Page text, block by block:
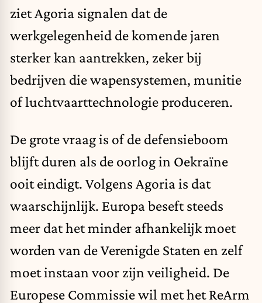
ziet Agoria signalen dat de
werkgelegenheid de komende jaren
sterker kan aantrekken, zeker bij
bedrijven die wapensystemen, munitie
of luchtvaarttechnologie produceren.
De grote vraag is of de defensieboom
blijft duren als de oorlog in Oekraïne
ooit eindigt. Volgens Agoria is dat
waarschijnlijk. Europa beseft steeds
meer dat het minder afhankelijk moet
worden van de Verenigde Staten en zelf
moet instaan voor zijn veiligheid. De
Europese Commissie wil met het ReArm